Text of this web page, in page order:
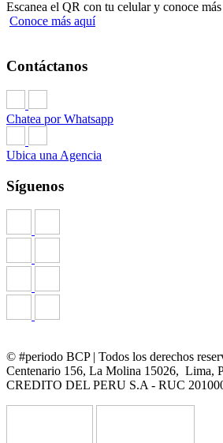
Escanea el QR con tu celular y conoce más
Conoce más aquí
Contáctanos
Chatea por Whatsapp
Ubica una Agencia
Síguenos
© #periodo BCP | Todos los derechos
Centenario 156, La Molina 15026, Lima,
CREDITO DEL PERU S.A - RUC